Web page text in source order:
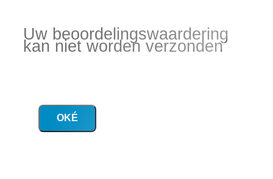
Uw beoordelingswaardering
kan niet worden verzonden
OKÉ